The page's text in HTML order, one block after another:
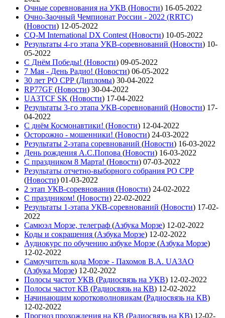
Очные соревнования на УКВ (Новости) 16-05-2022
Очно-Заочный Чемпионат России - 2022 (RRTC)
(Новости) 12-05-2022
CQ-M International DX Contest (Новости) 10-05-2022
Результаты 4-го этапа УКВ-соревнований (Новости) 10-
05-2022
С Днём Победы! (Новости) 09-05-2022
7 Мая - День Радио! (Новости) 06-05-2022
30 лет РО СРР (Дипломы) 30-04-2022
RP77GF (Новости) 30-04-2022
UA3TCF SK (Новости) 17-04-2022
Результаты 3-го этапа УКВ-соревнований (Новости) 17-
04-2022
С днём Космонавтики! (Новости) 12-04-2022
Осторожно - мошенники! (Новости) 24-03-2022
Результаты 2-этапа соревнований (Новости) 16-03-2022
День рождения А.С.Попова (Новости) 16-03-2022
С праздником 8 Марта! (Новости) 07-03-2022
Результаты отчетно-выборного собрания РО СРР
(Новости) 01-03-2022
2 этап УКВ-соревнования (Новости) 24-02-2022
С праздником! (Новости) 22-02-2022
Результаты 1-этапа УКВ-соревнований (Новости) 17-02-
2022
Самюэл Морзе, телеграф (Азбука Морзе) 12-02-2022
Коды и сокращения (Азбука Морзе) 12-02-2022
Аудиокурс по обучению азбуке Морзе (Азбука Морзе)
12-02-2022
Самоучитель кода Морзе - Пахомов В.А. UA3AO
(Азбука Морзе) 12-02-2022
Полосы частот УКВ (Радиосвязь на УКВ) 12-02-2022
Полосы частот КВ (Радиосвязь на КВ) 12-02-2022
Начинающим коротковолновикам (Радиосвязь на КВ)
12-02-2022
Прогноз прохождения на КВ (Радиосвязь на КВ) 12-02-